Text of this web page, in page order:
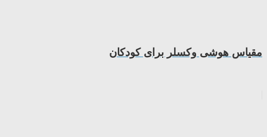
مقياس هوشی وكسلر برای كودكان